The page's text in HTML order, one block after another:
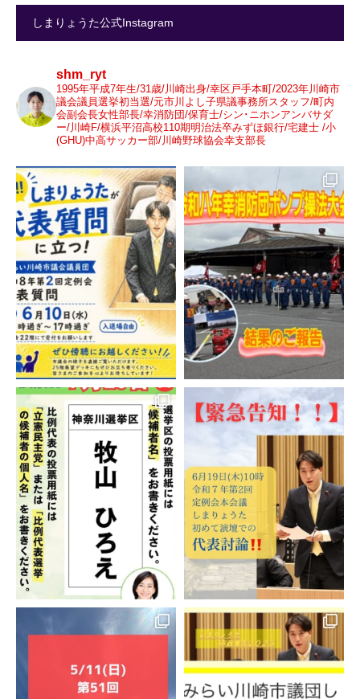
しまりょうた公式Instagram
shm_ryt
1995年平成7年生/31歳/川崎出身/幸区戸手本町/2023年川崎市
議会議員選挙初当選/元市川よし子県議事務所スタッフ/町内
会副会長女性部長/幸消防団/保育士/シン･ニホンアンバサダ
ー/川崎F/横浜平沼高校110期明治法卒みずほ銀行/宅建士 /小
(GHU)中高サッカー部/川崎野球協会幸支部長